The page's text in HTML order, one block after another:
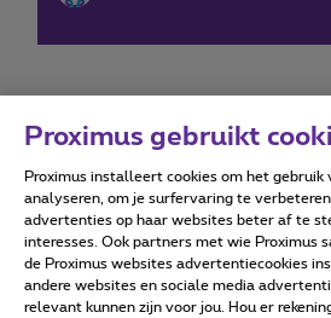
Forumvoorwaarden
Proximus gebruikt
Proximus installeert cookies om het gebruik
analyseren, om je surfervaring te
advertenties op haar websites beter af te
interesses. Ook partners met wie Proximus
de Proximus websites advertentiecookies
andere websites en sociale media
relevant kunnen zijn voor jou. Hou er